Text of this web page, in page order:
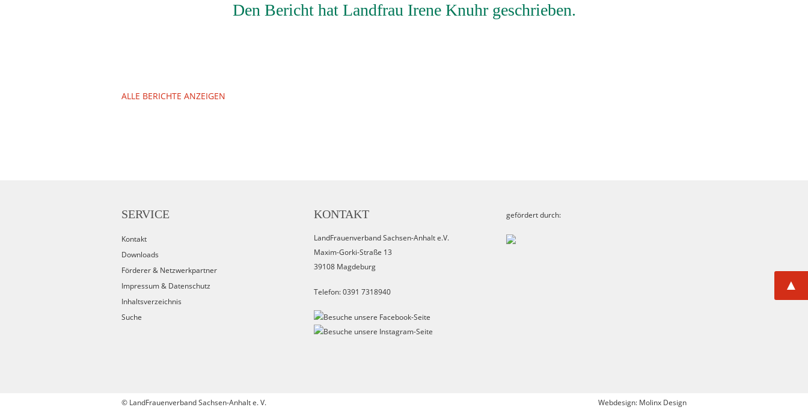
Den Bericht hat Landfrau Irene Knuhr geschrieben.
ALLE BERICHTE ANZEIGEN
SERVICE
Kontakt
Downloads
Förderer & Netzwerkpartner
Impressum & Datenschutz
Inhaltsverzeichnis
Suche
KONTAKT
LandFrauenverband Sachsen-Anhalt e.V.
Maxim-Gorki-Straße 13
39108 Magdeburg
Telefon: 0391 7318940
gefördert durch:
▲
© LandFrauenverband Sachsen-Anhalt e. V. Webdesign: Molinx Design